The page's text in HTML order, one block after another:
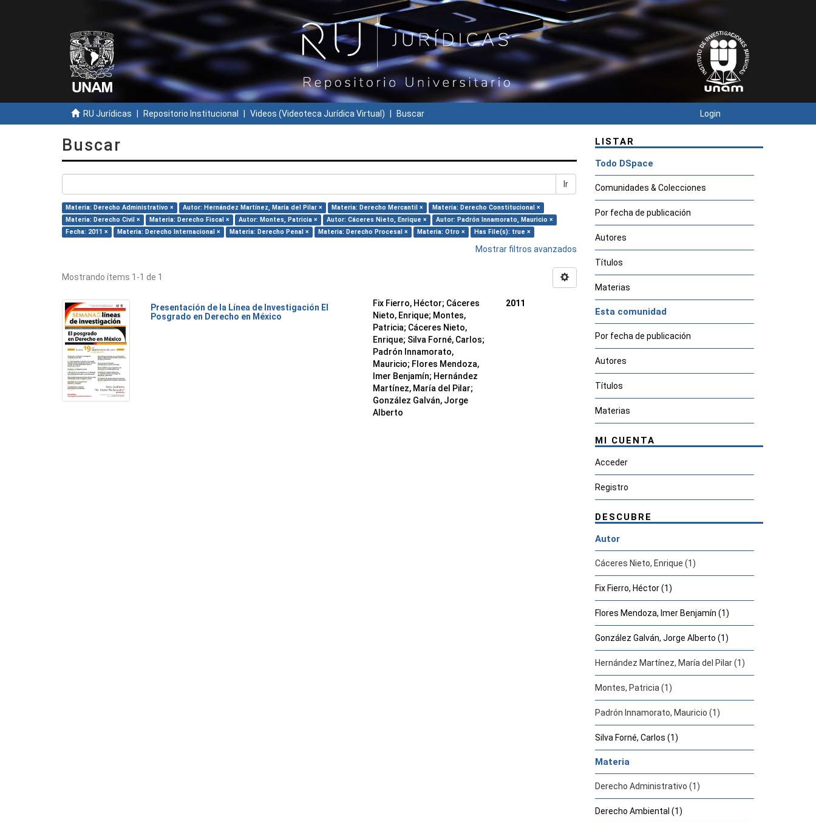
RU Jurídicas Repositorio Institucional Videos (Videoteca Jurídica Virtual) Buscar Login
Buscar
Ir
Materia: Derecho Administrativo × Autor: Hernández Martínez, María del Pilar × Materia: Derecho Mercantil ×
Materia: Derecho Constitucional ×
Materia: Derecho Civil ×
Materia: Derecho Fiscal × Autor: Montes, Patricia × Autor: Cáceres Nieto, Enrique ×
Autor: Padrón Innamorato, Mauricio ×
Fecha: 2011 ×
Materia: Derecho Internacional × Materia: Derecho Penal × Materia: Derecho Procesal × Materia: Otro × Has File(s): true ×
Mostrar filtros avanzados
Mostrando ítems 1-1 de 1
Presentación de la Línea de Investigación El
Posgrado en Derecho en México
Fix Fierro, Héctor; Cáceres
Nieto, Enrique; Montes,
Patricia; Cáceres Nieto,
Enrique; Silva Forné, Carlos;
Padrón Innamorato,
Mauricio; Flores Mendoza,
Imer Benjamín; Hernández
Martínez, María del Pilar;
González Galván, Jorge
Alberto
2011
LISTAR
Todo DSpace
Comunidades & Colecciones
Por fecha de publicación
Autores
Títulos
Materias
Esta comunidad
Por fecha de publicación
Autores
Títulos
Materias
MI CUENTA
Acceder
Registro
DESCUBRE
Autor
Cáceres Nieto, Enrique (1)
Fix Fierro, Héctor (1)
Flores Mendoza, Imer Benjamín (1)
González Galván, Jorge Alberto (1)
Hernández Martínez, María del Pilar (1)
Montes, Patricia (1)
Padrón Innamorato, Mauricio (1)
Silva Forné, Carlos (1)
Materia
Derecho Administrativo (1)
Derecho Ambiental (1)